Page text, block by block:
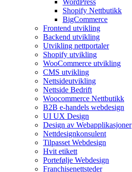
WordPress
Shopify Nettbutikk
BigCommerce
Frontend utvikling
Backend utvikling
Utvikling nettportaler
Shopify utvikling
WooCommerce utvikling
CMS utvikling
Nettsideutvikling
Nettside Bedrift
Woocommerce Nettbutikk
B2B e-handels webdesign
UI UX Design
Design av Webapplikasjoner
Nettdesignkonsulent
Tilpasset Webdesign
Hvit etikett
Portefølje Webdesign
Franchisenettsteder